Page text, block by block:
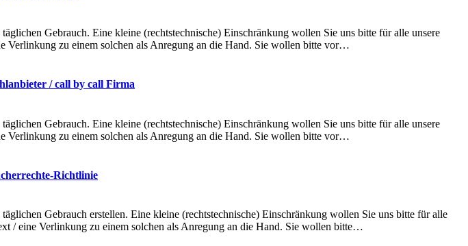
Gebrauch. Eine kleine (rechtstechnische) Einschränkung wollen Sie uns bitte für alle unsere
Verlinkung zu einem solchen als Anregung an die Hand. Sie wollen bitte vor…
/ call by call Firma
Gebrauch. Eine kleine (rechtstechnische) Einschränkung wollen Sie uns bitte für alle unsere
Verlinkung zu einem solchen als Anregung an die Hand. Sie wollen bitte vor…
Richtlinie
Gebrauch erstellen. Eine kleine (rechtstechnische) Einschränkung wollen Sie uns bitte für alle
/ eine Verlinkung zu einem solchen als Anregung an die Hand. Sie wollen bitte…